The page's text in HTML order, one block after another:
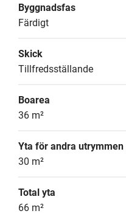
Byggnadsfas
Färdigt
Skick
Tillfredsställande
Boarea
36 m²
Yta för andra utrymmen
30 m²
Total yta
66 m²